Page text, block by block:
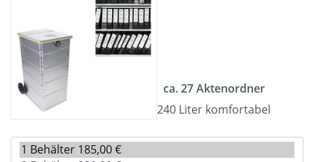
ca. 27 Aktenordner
240 Liter komfortabel